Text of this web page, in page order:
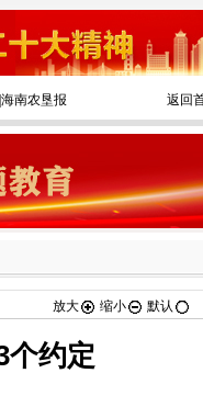
海南农垦报 返回
放大 缩小 默认
个约定